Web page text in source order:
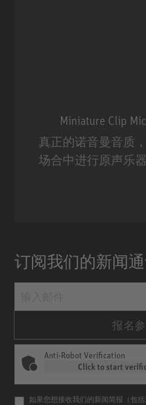
Miniature Clip
真正的诺音曼音质
场合中进行原声乐
订阅我们的新闻
报名
Anti-Robot Verification
Click to start
如果您想接收我们的新闻简报（包